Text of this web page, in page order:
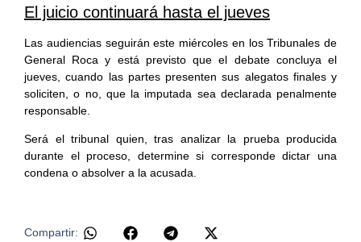
El juicio continuará hasta el jueves
Las audiencias seguirán este miércoles en los Tribunales de
General Roca y está previsto que el debate concluya el
jueves, cuando las partes presenten sus alegatos finales y
soliciten, o no, que la imputada sea declarada penalmente
responsable.
Será el tribunal quien, tras analizar la prueba producida
durante el proceso, determine si corresponde dictar una
condena o absolver a la acusada.
Compartir: